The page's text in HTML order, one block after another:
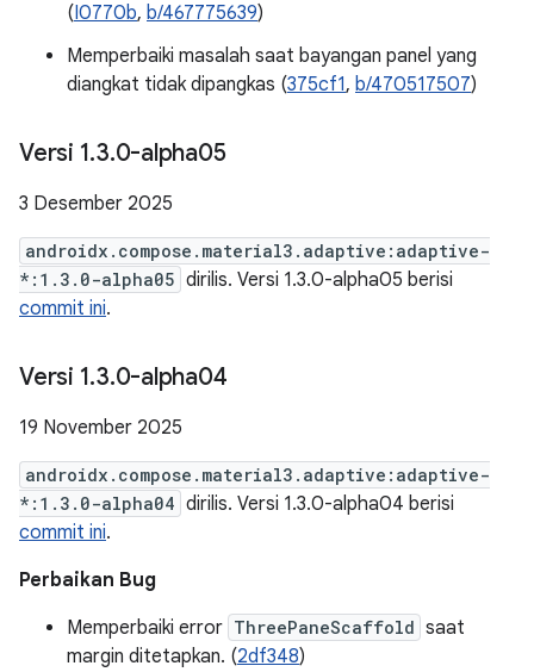
(I0770b, b/467775639)
Memperbaiki masalah saat bayangan panel yang
diangkat tidak dipangkas (375cf1, b/470517507)
Versi 1.3.0-alpha05
3 Desember 2025
androidx.compose.material3.adaptive:adaptive-
*:1.3.0-alpha05 dirilis. Versi 1.3.0-alpha05 berisi
commit ini.
Versi 1.3.0-alpha04
19 November 2025
androidx.compose.material3.adaptive:adaptive-
*:1.3.0-alpha04 dirilis. Versi 1.3.0-alpha04 berisi
commit ini.
Perbaikan Bug
Memperbaiki error ThreePaneScaffold saat
margin ditetapkan. (2df348)